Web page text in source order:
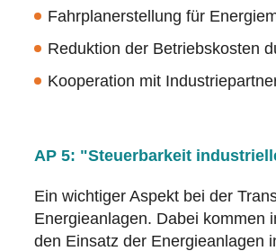
Fahrplanerstellung für
Reduktion der Betriebskosten
Kooperation mit
AP 5: "Steuerbarkeit
Ein wichtiger Aspekt bei der
Energieanlagen. Dabei kommen
den Einsatz der Energieanlagen